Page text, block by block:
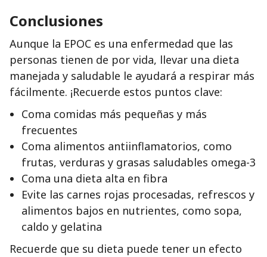
Conclusiones
Aunque la EPOC es una enfermedad que las
personas tienen de por vida, llevar una dieta
manejada y saludable le ayudará a respirar más
fácilmente. ¡Recuerde estos puntos clave:
Coma comidas más pequeñas y más
frecuentes
Coma alimentos antiinflamatorios, como
frutas, verduras y grasas saludables omega-3
Coma una dieta alta en fibra
Evite las carnes rojas procesadas, refrescos y
alimentos bajos en nutrientes, como sopa,
caldo y gelatina
Recuerde que su dieta puede tener un efecto